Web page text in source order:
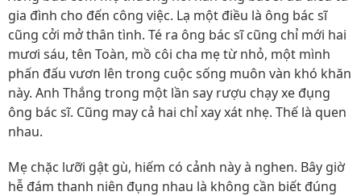
gia đình cho đến công việc. Lạ một điều là ông bác sĩ
cũng cởi mở thân tình. Té ra ông bác sĩ cũng chỉ mới hai
mươi sáu, tên Toàn, mồ côi cha mẹ từ nhỏ, một mình
phấn đấu vươn lên trong cuộc sống muôn vàn khó khăn
này. Anh Thắng trong một lần say rượu chạy xe đụng
ông bác sĩ. Cũng may cả hai chỉ xay xát nhẹ. Thế là quen
nhau.
Mẹ chặc lưỡi gật gù, hiếm có cảnh này à nghen. Bây giờ
hễ đám thanh niên đụng nhau là không cần biết đúng